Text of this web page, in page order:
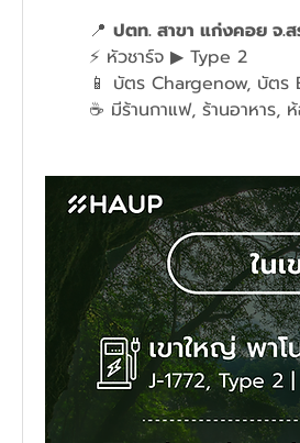
📍 ปตท. สาขา แก่งคอย จ.ส
	⚡ หัวชาร์จ ▶ Type 2
📱 บัตร Chargenow, บัต
☕ มีร้านกาแฟ, ร้านอาหาร,